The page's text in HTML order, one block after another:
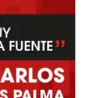
y sitio
vez que